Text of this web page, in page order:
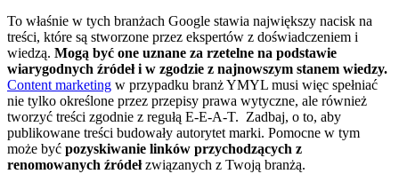
To właśnie w tych branżach Google stawia największy nacisk na
treści, które są stworzone przez ekspertów z doświadczeniem i
wiedzą. Mogą być one uznane za rzetelne na podstawie
wiarygodnych źródeł i w zgodzie z najnowszym stanem wiedzy.
Content marketing w przypadku branż YMYL musi więc spełniać
nie tylko określone przez przepisy prawa wytyczne, ale również
tworzyć treści zgodnie z regułą E-E-A-T. Zadbaj, o to, aby
publikowane treści budowały autorytet marki. Pomocne w tym
może być pozyskiwanie linków przychodzących z
renomowanych źródełzwiązanych z Twoją branżą.